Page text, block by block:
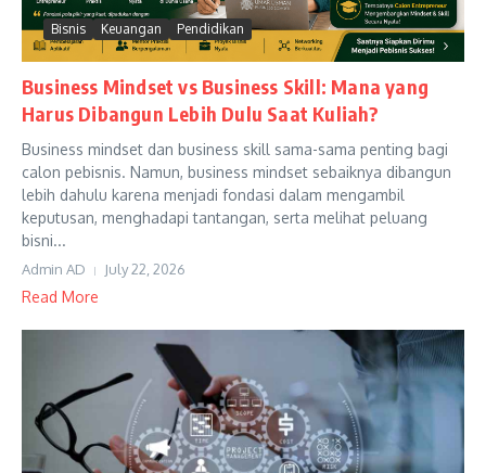
Bisnis Keuangan Pendidikan
Business Mindset vs Business Skill: Mana yang
Harus Dibangun Lebih Dulu Saat Kuliah?
Business mindset dan business skill sama-sama penting bagi
calon pebisnis. Namun, business mindset sebaiknya dibangun
lebih dahulu karena menjadi fondasi dalam mengambil
keputusan, menghadapi tantangan, serta melihat peluang
bisni...
Admin AD July 22, 2026
Read More